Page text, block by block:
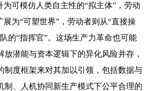
为可模仿人类自主性的“拟主体”，劳动
展为“可塑世界”，劳动者则从“直接操
的“指挥官”。这场生产力革命也可能
放潜能与资本逻辑下的异化风险并存，
制度框架来对其加以引领，包括数据与
制、人机协同新生产模式下公平合理的